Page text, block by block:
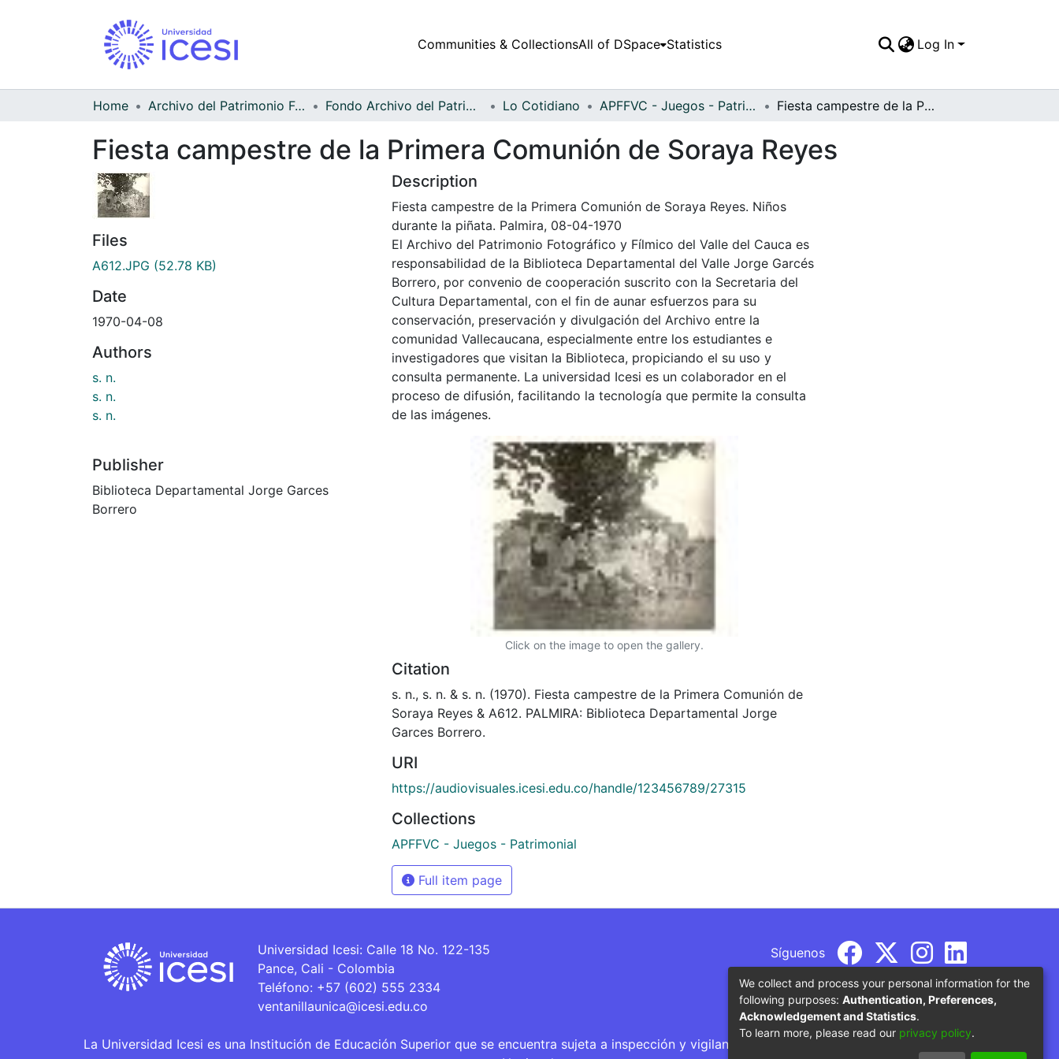
Communities & CollectionsAll of DSpace Statistics Log In
Home Archivo del Patrimonio Fotográfico y Fílmico del Valle del Cauca Fondo Archivo del Patrimonio Fotográfico y Fílmico del Valle del Cauca Lo Cotidiano APFFVC - Juegos - Patrimonial Fiesta campestre de la Primera Comunión de Soraya Reyes
Fiesta campestre de la Primera Comunión de Soraya Reyes
Files
A612.JPG (52.78 KB)
Date
1970-04-08
Authors
s. n.
s. n.
s. n.
Publisher
Biblioteca Departamental Jorge Garces
Borrero
Description
Fiesta campestre de la Primera Comunión de Soraya Reyes. Niños
durante la piñata. Palmira, 08-04-1970
El Archivo del Patrimonio Fotográfico y Fílmico del Valle del Cauca es
responsabilidad de la Biblioteca Departamental del Valle Jorge Garcés
Borrero, por convenio de cooperación suscrito con la Secretaria del
Cultura Departamental, con el fin de aunar esfuerzos para su
conservación, preservación y divulgación del Archivo entre la
comunidad Vallecaucana, especialmente entre los estudiantes e
investigadores que visitan la Biblioteca, propiciando el su uso y
consulta permanente. La universidad Icesi es un colaborador en el
proceso de difusión, facilitando la tecnología que permite la consulta
de las imágenes.
Click on the image to open the gallery.
Citation
s. n., s. n. & s. n. (1970). Fiesta campestre de la Primera Comunión de
Soraya Reyes & A612. PALMIRA: Biblioteca Departamental Jorge
Garces Borrero.
URI
https://audiovisuales.icesi.edu.co/handle/123456789/27315
Collections
APFFVC - Juegos - Patrimonial
Full item page
Universidad Icesi: Calle 18 No. 122-135
Pance, Cali - Colombia
Teléfono: +57 (602) 555 2334
ventanillaunica@icesi.edu.co
Síguenos
La Universidad Icesi es una Institución de Educación Superior que se encuentra sujeta a inspección y vigilancia por parte del Ministerio de Educación
We collect and process your personal information for the
following purposes: Authentication, Preferences,
Acknowledgement and Statistics.
To learn more, please read our privacy policy.